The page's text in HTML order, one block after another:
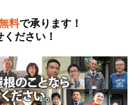
料で承ります！
ださい！